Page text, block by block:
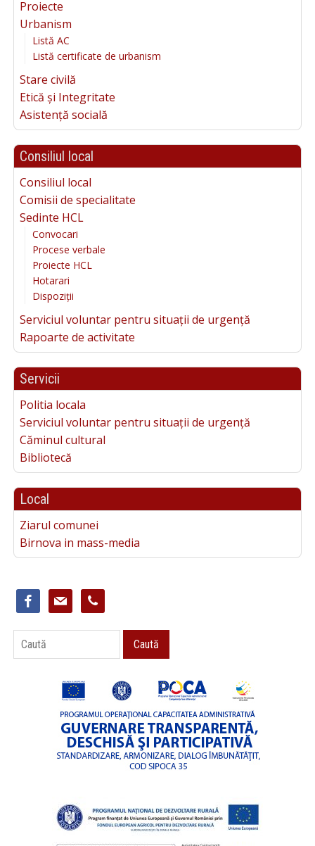
Proiecte
Urbanism
Listă AC
Listă certificate de urbanism
Stare civilă
Etică și Integritate
Asistență socială
Consiliul local
Consiliul local
Comisii de specialitate
Sedinte HCL
Convocari
Procese verbale
Proiecte HCL
Hotarari
Dispoziții
Serviciul voluntar pentru situații de urgență
Rapoarte de activitate
Servicii
Politia locala
Serviciul voluntar pentru situații de urgență
Căminul cultural
Bibliotecă
Local
Ziarul comunei
Birnova in mass-media
facebookmail phone
Caută Caută